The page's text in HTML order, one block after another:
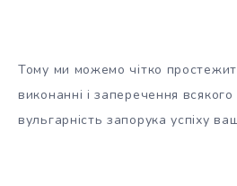
Тому ми можемо чітко
виконанні і заперечення
вульгарність запорука успіху